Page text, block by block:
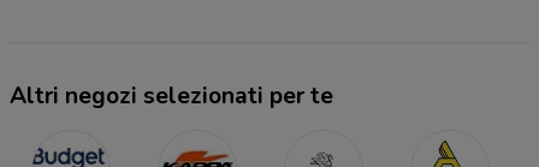
Altri negozi selezionati per te